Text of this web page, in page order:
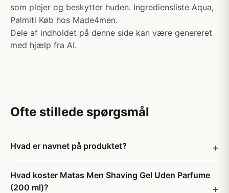
som plejer og beskytter huden. Ingrediensliste Aqua,
Palmiti Køb hos Made4men.
Dele af indholdet på denne side kan være genereret
med hjælp fra AI.
Ofte stillede spørgsmål
Hvad er navnet på produktet?
Hvad koster Matas Men Shaving Gel Uden Parfume
(200 ml)?